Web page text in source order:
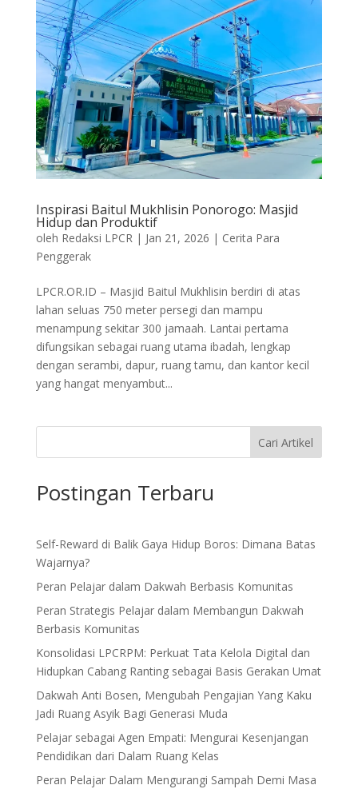
Inspirasi Baitul Mukhlisin Ponorogo: Masjid
Hidup dan Produktif
oleh Redaksi LPCR| Jan 21, 2026 | Cerita Para
Penggerak
LPCR.OR.ID – Masjid Baitul Mukhlisin berdiri di atas
lahan seluas 750 meter persegi dan mampu
menampung sekitar 300 jamaah. Lantai pertama
difungsikan sebagai ruang utama ibadah, lengkap
dengan serambi, dapur, ruang tamu, dan kantor kecil
yang hangat menyambut...
Cari Artikel
Postingan Terbaru
Self-Reward di Balik Gaya Hidup Boros: Dimana Batas
Wajarnya?
Peran Pelajar dalam Dakwah Berbasis Komunitas
Peran Strategis Pelajar dalam Membangun Dakwah
Berbasis Komunitas
Konsolidasi LPCRPM: Perkuat Tata Kelola Digital dan
Hidupkan Cabang Ranting sebagai Basis Gerakan Umat
Dakwah Anti Bosen, Mengubah Pengajian Yang Kaku
Jadi Ruang Asyik Bagi Generasi Muda
Pelajar sebagai Agen Empati: Mengurai Kesenjangan
Pendidikan dari Dalam Ruang Kelas
Peran Pelajar Dalam Mengurangi Sampah Demi Masa